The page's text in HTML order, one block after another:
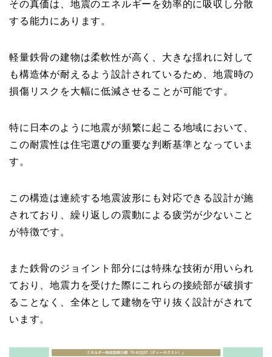
その真価は、地震のエネルギーを効率的に吸収し分散
する能力にあります。
軽量鉄骨の建物は柔軟性が高く、大きな揺れに対して
も構造体が耐えるよう設計されているため、地震時の
損傷リスクを大幅に低減させることが可能です。
特に日本のように地震が頻繁に起こる地域において、
この耐震性は住宅選びの重要な判断基準となっていま
す。
この構造は連続する地震波形にも対応できる設計が施
されており、繰り返しの震動による疲労が少ないこと
が特徴です。
また鉄骨のジョイント部分には特殊な技術が用いられ
ており、地震力を受けた際にこれらの接続部が破損す
ることなく、全体として建物を守り抜く設計がされて
います。